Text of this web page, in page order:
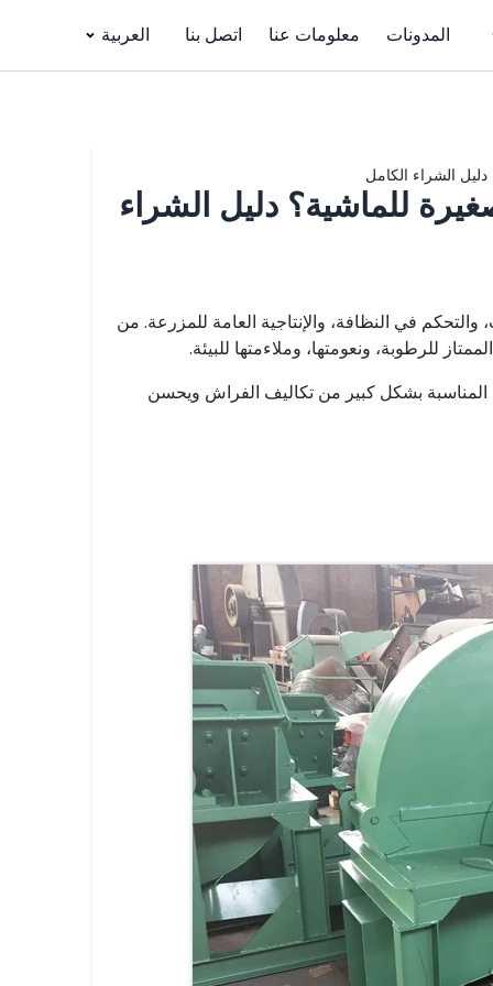
المدونات معلومات عنا اتصل بنا العربية
الشراء الكامل
للماشية؟ دليل الشراء
في النظافة، والإنتاجية العامة للمزرعة. من
للرطوبة، ونعومتها، وملاءمتها للبيئة.
المناسبة بشكل كبير من تكاليف الفراش ويحسن